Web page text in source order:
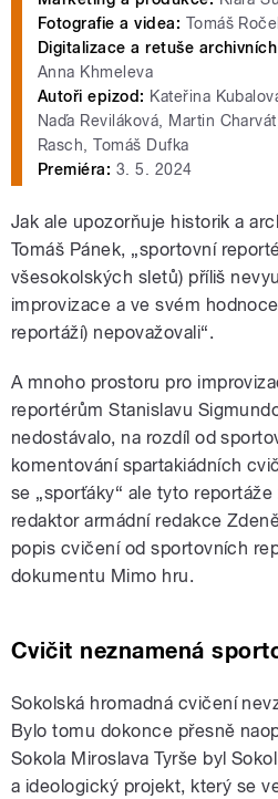
Fotografie a videa: Tomáš
Digitalizace a retuše
Anna Khmeleva
Autoři epizod: Kateřina
Naďa Reviláková, Martin
Rasch, Tomáš Dufka
Premiéra: 3. 5. 2024
Jak ale upozorňuje historik a
Tomáš Pánek, „sportovní
všesokolských sletů) příliš
improvizace a ve svém
reportáží) nepovažovali“.
A mnoho prostoru pro
reportérům Stanislavu
nedostávalo, na rozdíl od
komentování spartakiádních
se „sporťáky“ ale tyto
redaktor armádní redakce
popis cvičení od sportovních
dokumentu Mimo hru.
Cvičit neznamená
Sokolská hromadná cvičení
Bylo tomu dokonce přesně
Sokola Miroslava Tyrše byl
a ideologický projekt, který se